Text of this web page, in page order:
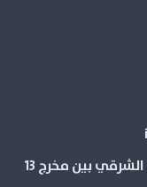
الرياض– حي الريان – الدائري الشرقي بین مخرج 13